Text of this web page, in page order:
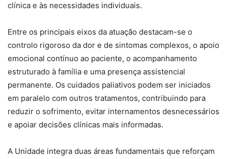
clínica e às necessidades individuais.
Entre os principais eixos da atuação destacam-se o
controlo rigoroso da dor e de sintomas complexos, o apoio
emocional contínuo ao paciente, o acompanhamento
estruturado à família e uma presença assistencial
permanente. Os cuidados paliativos podem ser iniciados
em paralelo com outros tratamentos, contribuindo para
reduzir o sofrimento, evitar internamentos desnecessários
e apoiar decisões clínicas mais informadas.
A Unidade integra duas áreas fundamentais que reforçam